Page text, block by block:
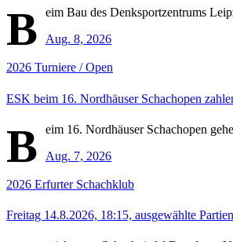
B
eim Bau des Denksportzentrums
Aug. 8, 2026
2026 Turniere / Open
ESK beim 16. Nordhäuser Schachopen
B
eim 16. Nordhäuser Schachopen
Aug. 7, 2026
2026 Erfurter Schachklub
Freitag 14.8.2026, 18:15, ausgewählte